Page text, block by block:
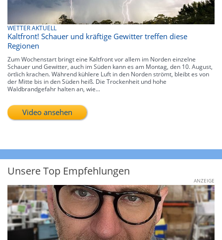
WETTER AKTUELL
Kaltfront! Schauer und kräftige Gewitter treffen diese
Regionen
Zum Wochenstart bringt eine Kaltfront vor allem im Norden einzelne
Schauer und Gewitter, auch im Süden kann es am Montag, den 10. August,
örtlich krachen. Während kühlere Luft in den Norden strömt, bleibt es von
der Mitte bis in den Süden heiß. Die Trockenheit und hohe
Waldbrandgefahr halten an, wie...
Video ansehen
Unsere Top Empfehlungen
ANZEIGE